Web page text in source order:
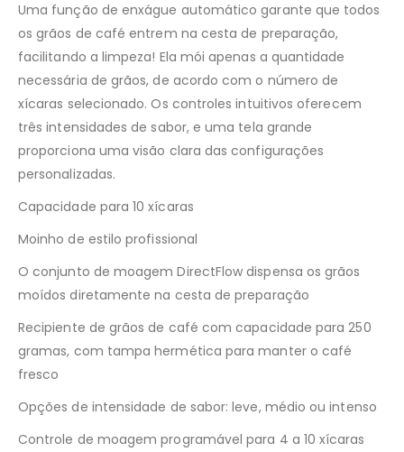
Uma função de enxágue automático garante que todos
os grãos de café entrem na cesta de preparação,
facilitando a limpeza! Ela mói apenas a quantidade
necessária de grãos, de acordo com o número de
xícaras selecionado. Os controles intuitivos oferecem
três intensidades de sabor, e uma tela grande
proporciona uma visão clara das configurações
personalizadas.
Capacidade para 10 xícaras
Moinho de estilo profissional
O conjunto de moagem DirectFlow dispensa os grãos
moídos diretamente na cesta de preparação
Recipiente de grãos de café com capacidade para 250
gramas, com tampa hermética para manter o café
fresco
Opções de intensidade de sabor: leve, médio ou intenso
Controle de moagem programável para 4 a 10 xícaras